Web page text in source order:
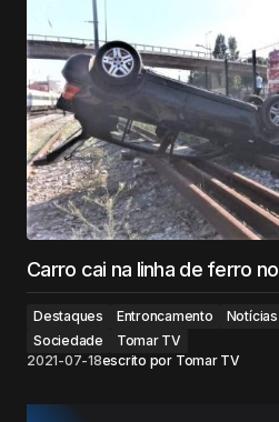
Carro cai na linha de ferro
Destaques Entroncamento
Sociedade
Tomar TV
2021-07-18escrito por Tomar TV